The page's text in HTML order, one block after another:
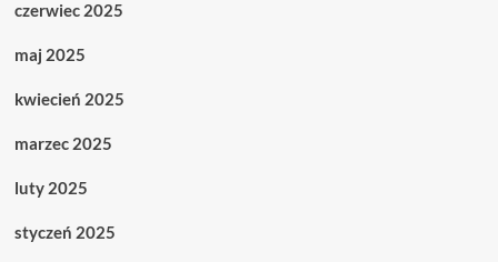
czerwiec 2025
maj 2025
kwiecień 2025
marzec 2025
luty 2025
styczeń 2025